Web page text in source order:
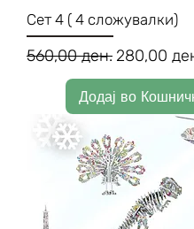
Сет 4 ( 4 сложувалки)
Regular Price
560,00 ден. Sale Price
280,00
Додај во